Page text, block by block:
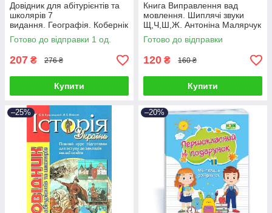
Довідник для абітурієнтів та
школярів 7
видання. Географія. Кобернік
С. Г.
Готово до відправки 1 од.
207 ₴ 276 ₴
Купити
Книга Виправлення вад
мовлення. Шиплячі звуки
Щ,Ч,Ш,Ж. Антоніна Малярчук
Готово до відправки
120 ₴ 160 ₴
Купити
–25% –20%